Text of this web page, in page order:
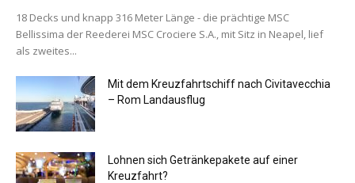
18 Decks und knapp 316 Meter Länge - die prächtige MSC
Bellissima der Reederei MSC Crociere S.A., mit Sitz in Neapel, lief
als zweites...
Mit dem Kreuzfahrtschiff nach Civitavecchia
– Rom Landausflug
Lohnen sich Getränkepakete auf einer
Kreuzfahrt?